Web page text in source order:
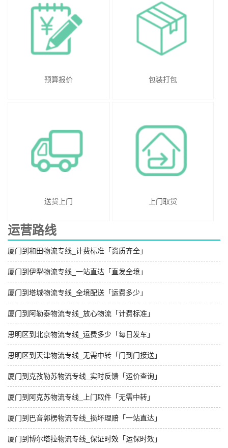
预算报价 包装打包
送货上门 上门取货
运营路线
厦门到和田物流专线_计费标准「资质齐全」
厦门到伊犁物流专线_一站直达「直发全境」
厦门到塔城物流专线_全境配送「运费多少」
厦门到阿勒泰物流专线_放心物流「计费标准」
思明区到北京物流专线_运费多少「每日发车」
思明区到天津物流专线_无需中转「门到门接送」
厦门到克孜勒苏物流专线_实时反馈「运价查询」
厦门到阿克苏物流专线_上门取件「无需中转」
厦门到巴音郭楞物流专线_损坏理赔「一站直达」
厦门到博尔塔拉物流专线_保证时效「运保时效」